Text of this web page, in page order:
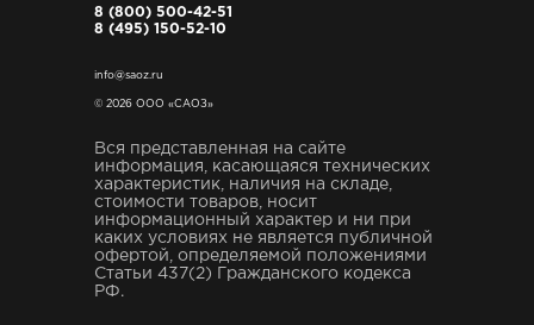
8 (800) 500-42-51
8 (495) 150-52-10
info@saoz.ru
© 2026 ООО «САОЗ»
Вся представленная на сайте
информация, касающаяся технических
характеристик, наличия на складе,
стоимости товаров, носит
информационный характер и ни при
каких условиях не является публичной
офертой, определяемой положениями
Статьи 437(2) Гражданского кодекса
РФ.